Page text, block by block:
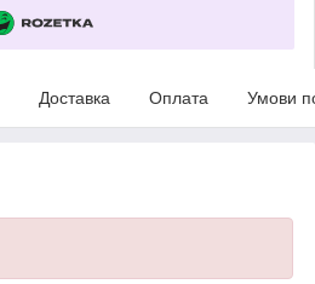
Доставка Оплата Умови